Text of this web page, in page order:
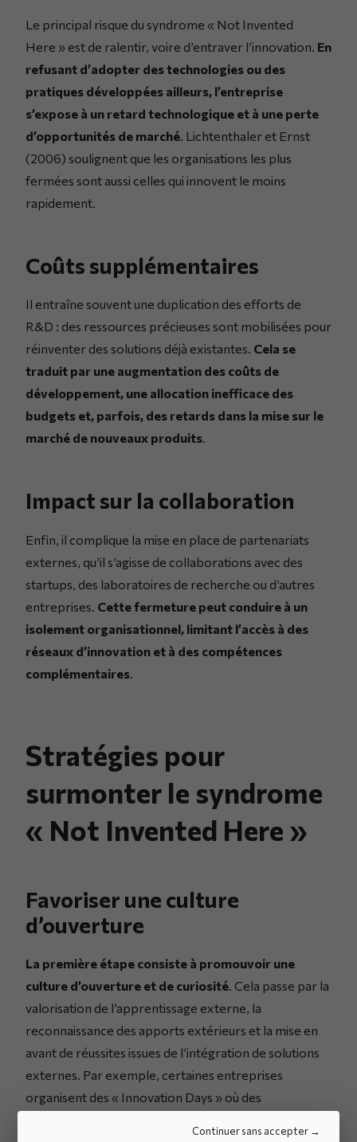
Continuer sans accepter
Le principal risque du syndrome « Not Invented
Here » est de ralentir, voire d’entraver l’innovation. En
refusant d’adopter des technologies ou des
pratiques développées ailleurs, l’entreprise
s’expose à un retard technologique et à une perte
d’opportunités de marché. Lichtenthaler et Ernst
(2006) soulignent que les organisations les plus
fermées sont aussi celles qui innovent le moins
rapidement.
Coûts supplémentaires
Il entraîne souvent une duplication des efforts de
R&D : des ressources précieuses sont mobilisées pour
réinventer des solutions déjà existantes. Cela se
traduit par une augmentation des coûts de
développement, une allocation inefficace des
budgets et, parfois, des retards dans la mise sur le
marché de nouveaux produits.
Impact sur la collaboration
Enfin, il complique la mise en place de partenariats
externes, qu’il s’agisse de collaborations avec des
startups, des laboratoires de recherche ou d’autres
entreprises. Cette fermeture peut conduire à un
isolement organisationnel, limitant l’accès à des
réseaux d’innovation et à des compétences
complémentaires
Stratégies pour
surmonter le syndrome
« Not Invented Here »
Favoriser une culture
d’ouverture
La première étape consiste à promouvoir une
culture d’ouverture et de curiosité . Cela passe par la
valorisation de l’apprentissage externe, la
reconnaissance des apports extérieurs et la mise en
avant de réussites issues de l’intégration de solutions
externes. Par exemple, certaines entreprises
organisent des « Innovation Days » où des